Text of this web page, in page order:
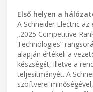
Első helyen a
A Schneider Electric az
„2025 Competitive
Technologies”
alapján értékeli a
készségét, illetve a
teljesítményét. A
szoftverei